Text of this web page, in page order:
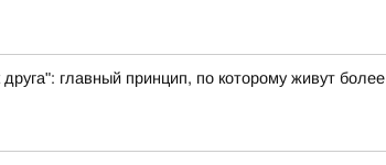
главный принцип, по которому живут